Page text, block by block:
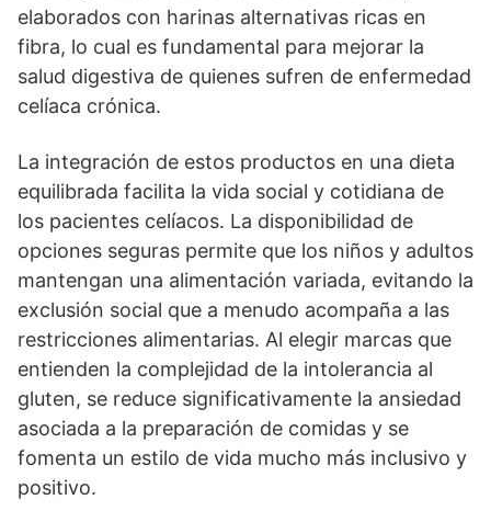
elaborados con harinas alternativas ricas en
fibra, lo cual es fundamental para mejorar la
salud digestiva de quienes sufren de enfermedad
celíaca crónica.
La integración de estos productos en una dieta
equilibrada facilita la vida social y cotidiana de
los pacientes celíacos. La disponibilidad de
opciones seguras permite que los niños y adultos
mantengan una alimentación variada, evitando la
exclusión social que a menudo acompaña a las
restricciones alimentarias. Al elegir marcas que
entienden la complejidad de la intolerancia al
gluten, se reduce significativamente la ansiedad
asociada a la preparación de comidas y se
fomenta un estilo de vida mucho más inclusivo y
positivo.